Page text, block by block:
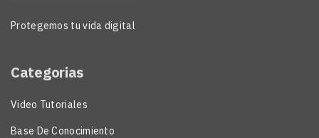
Protegemos tu vida digital
Categorias
Video Tutoriales
Base De Conocimiento